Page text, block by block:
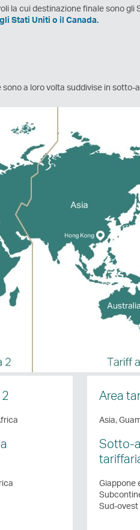
la cui destinazione finale sono gli
Stati Uniti o il Canada.
a loro volta suddivise in
Area
Asia,
Sotto-
Giappone
Sud-